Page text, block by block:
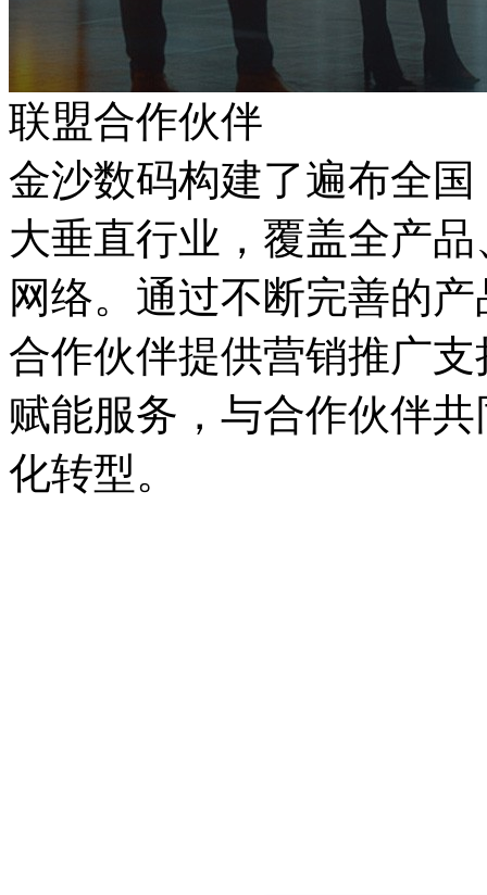
联盟合作伙伴
金沙数码构建了遍布全国
大垂直行业，覆盖全产
网络。通过不断完善的产
合作伙伴提供营销推广支持
赋能服务，与合作伙伴
化转型。